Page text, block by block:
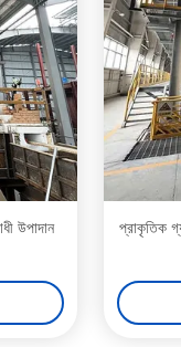
উপাদান
প্রাকৃতিক